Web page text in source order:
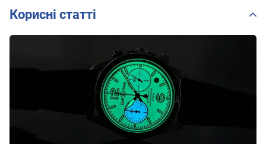
Корисні статті